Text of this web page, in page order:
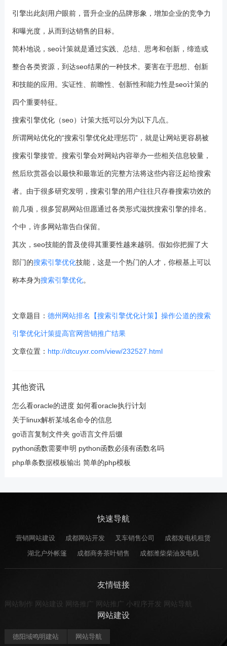
引擎出此刻用户眼前，晋升企业的品牌形象，增加企业的竞争力
和曝光度，从而到达销售的目标。
简朴地说，seo计策就是通过实践、总结、思考和创新，缔造或
整合各类资源，到达seo结果的一种技术。要害在于思想、创新
和技能的应用。实证性、前瞻性、创新性和能力性是seo计策的
四个重要特征。
搜索引擎优化（seo）计策大抵可以分为以下几点。
所谓网站优化的“搜索引擎优化处理惩罚”，就是让网站更容易被
搜索引擎接管。搜索引擎会对网站内容举办一些相关信息较量，
然后欣赏器会以最快和最靠近的完整方法将这些内容泛起给搜索
者。由于很多研究发明，搜索引擎的用户往往只存眷搜索功效的
前几项，很多贸易网站但愿通过各类形式滋扰搜索引擎的排名。
个中，许多网站靠告白保留。
其次，seo技能的普及使得其重要性越来越弱。假如你把握了大
部门的搜索引擎优化技能，这是一个热门的人才，你根基上可以
称本身为搜索引擎优化。
文章题目： 德州网站排名【搜索引擎优化计策】操作公道的搜索
引擎优化计策提高官网营销推广结果
文章位置： http://dtcuyxr.com/view/232527.html
其他资讯
怎么看oracle的进度 如何看oracle执行计划
关于linux解析某域名命令的信息
go语言复制文件夹 go语言文件后缀
python函数需要申明 python函数必须有函数名吗
php单条数据模板输出 简单的php模板
快速导航
营销网站建设 成都网站开发 叉车销售公司
成都发电机租赁
湖北户外帐篷
成都商务茶叶销售 成都潍柴柴油发电机
友情链接
网站制作 网站建设 网络推广 网站推广 小程序开发 网站导航
网站建设
德阳域鸣明建站 网站导航